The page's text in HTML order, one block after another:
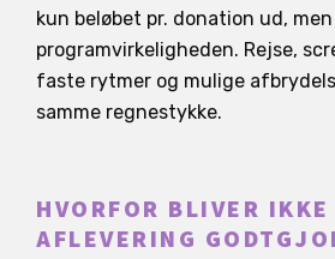
kun beløbet pr. donation ud,
programvirkeligheden. Rejse,
faste rytmer og mulige
samme regnestykke.
HVORFOR BLIVER IKKE
AFLEVERING